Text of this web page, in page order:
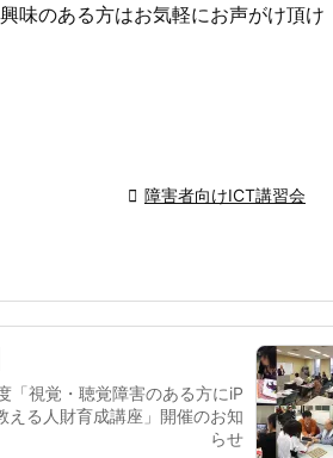
味のある方はお気軽にお声がけ頂け
 障害者向けICT講習会
「視覚・聴覚障害のある方にiP
える人財育成講座」開催のお知
らせ